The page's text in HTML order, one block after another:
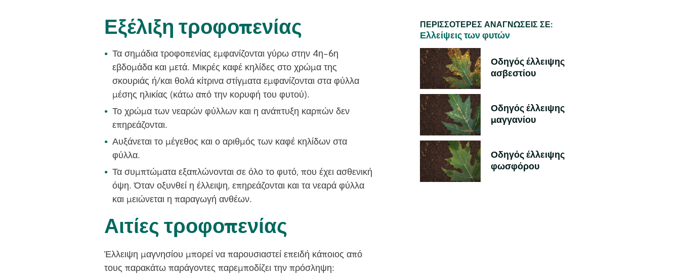
Εξέλιξη τροφοπενίας
Τα σημάδια τροφοπενίας εμφανίζονται γύρω στην 4η-6η
εβδομάδα και μετά. Μικρές καφέ κηλίδες στο χρώμα της
σκουριάς ή/και θολά κίτρινα στίγματα εμφανίζονται στα φύλλα
μέσης ηλικίας (κάτω από την κορυφή του φυτού).
Το χρώμα των νεαρών φύλλων και η ανάπτυξη καρπών δεν
επηρεάζονται.
Αυξάνεται το μέγεθος και ο αριθμός των καφέ κηλίδων στα
φύλλα.
Τα συμπτώματα εξαπλώνονται σε όλο το φυτό, που έχει ασθενική
όψη. Όταν οξυνθεί η έλλειψη, επηρεάζονται και τα νεαρά φύλλα
και μειώνεται η παραγωγή ανθέων.
Αιτίες τροφοπενίας
Έλλειψη μαγνησίου μπορεί να παρουσιαστεί επειδή κάποιος από
τους παρακάτω παράγοντες παρεμποδίζει την πρόσληψη:
ΠΕΡΙΣΣΌΤΕΡΕΣ ΑΝΑΓΝΏΣΕΙΣ ΣΕ:
Ελλείψεις των φυτών
Οδηγός έλλειψης
ασβεστίου
Οδηγός έλλειψης
μαγγανίου
Οδηγός έλλειψης
φωσφόρου